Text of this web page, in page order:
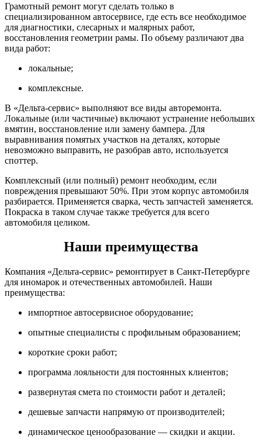
Грамотный ремонт могут сделать только в
специализированном автосервисе, где есть все необходимое
для диагностики, слесарных и малярных работ,
восстановления геометрии рамы. По объему различают два
вида работ:
локальные;
комплексные.
В «Дельта-сервис» выполняют все виды авторемонта.
Локальные (или частичные) включают устранение небольших
вмятин, восстановление или замену бампера. Для
выравнивания помятых участков на деталях, которые
невозможно выправить, не разобрав авто, используется
споттер.
Комплексный (или полный) ремонт необходим, если
повреждения превышают 50%. При этом корпус автомобиля
разбирается. Применяется сварка, честь запчастей заменяется.
Покраска в таком случае также требуется для всего
автомобиля целиком.
Наши преимущества
Компания «Дельта-сервис» ремонтирует в Санкт-Петербурге
для иномарок и отечественных автомобилей. Наши
преимущества:
импортное автосервисное оборудование;
опытные специалисты с профильным образованием;
короткие сроки работ;
программа лояльности для постоянных клиентов;
развернутая смета по стоимости работ и деталей;
дешевые запчасти напрямую от производителей;
динамическое ценообразование — скидки и акции.